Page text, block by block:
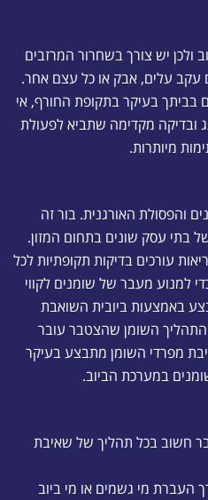
ולכן יש צורך בשחרור המרזבים
עקב עלים, אבק או כל עצם אחר.
בביתך בעיקר בתקופת החורף, אי
מקדימה שתביא לפעולת
מיותרות.
והפסולת האורגנית. בור זה
בתי עסק שונים בתחום המזון.
עורכים בדיקות תקופתיות לכל
למנוע מעבר של שומנים לקווי
באמצעות ביובית השואבת
השומן שהצטבר עובר
מפרדי השומן מתבצע בעיקר
במערכת הביוב.
חשוב בכל תהליך של שאיבת
מי גשמים או מי ביוב